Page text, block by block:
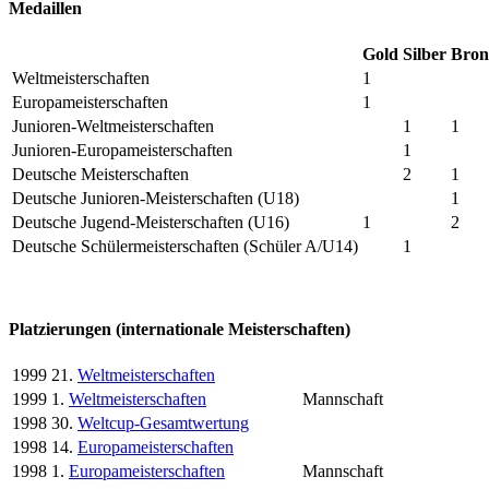
Medaillen
Gold Silber
Weltmeisterschaften
1
Europameisterschaften
1
Junioren-Weltmeisterschaften
1
1
Junioren-Europameisterschaften
1
Deutsche Meisterschaften
2
1
Deutsche Junioren-Meisterschaften (U18)
1
Deutsche Jugend-Meisterschaften (U16)
1
2
Deutsche Schülermeisterschaften (Schüler A/U14)
1
Platzierungen (internationale Meisterschaften)
1999 21. Weltmeisterschaften
1999 1. Weltmeisterschaften
Mannschaft
1998 30. Weltcup-Gesamtwertung
1998 14. Europameisterschaften
1998 1. Europameisterschaften
Mannschaft